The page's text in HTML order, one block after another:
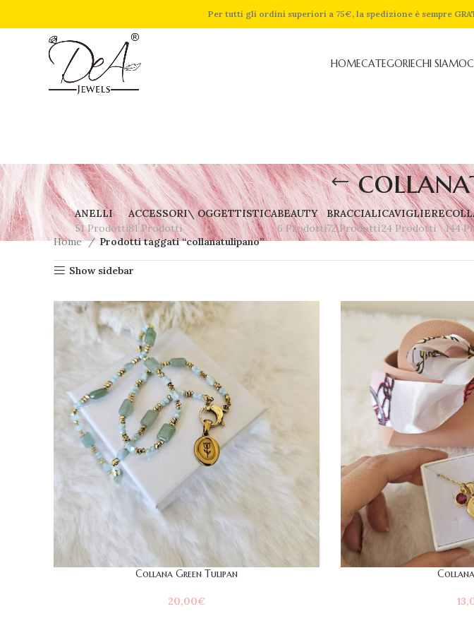
Per tutti gli ordini superiori a 75€, la spedizione è sempre
HOMECATEGORIECHI SIAMO
ANELLI
51 Prodotti
ACCESSORI\ OGGETTISTICA
81 Prodotti
BEAUTY
6 Prodotti
BRACCIALI
72 Prodotti
CAVIGLIERE
24 Prodotti
144
Home
Prodotti taggati “collanatulipano”
Show sidebar
Collana Green Tulipan
20,00€